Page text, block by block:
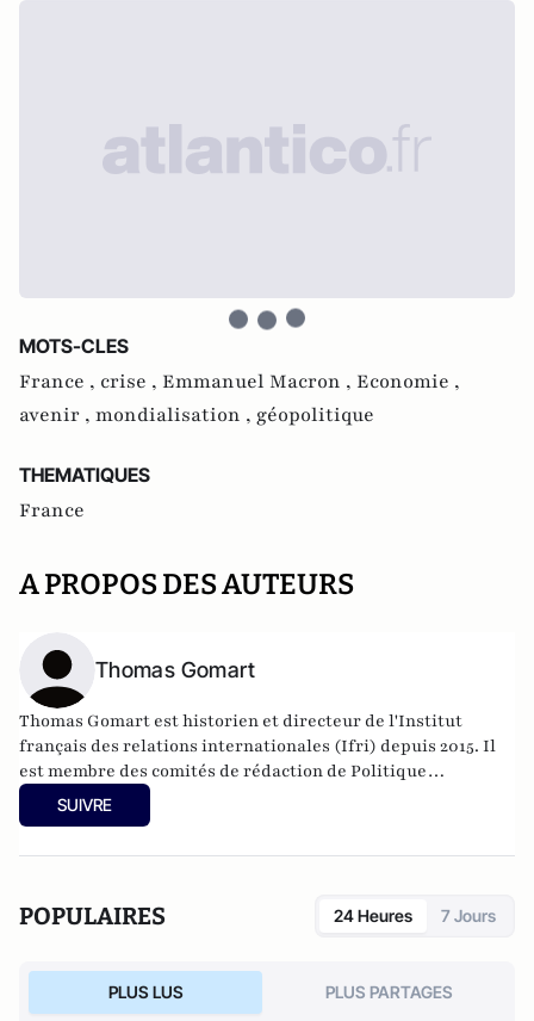
MOTS-CLES
France , crise , Emmanuel Macron , Economie ,
avenir , mondialisation , géopolitique
THEMATIQUES
France
A PROPOS DES AUTEURS
Thomas Gomart
Thomas Gomart est historien et directeur de l'Institut
français des relations internationales (Ifri) depuis 2015. Il
est membre des comités de rédaction de Politique
étrangère, de la Revue des deux mondes et d'Etudes dont il
assure la chronique internationale. Il a récemment publié
SUIVRE
POPULAIRES 24 Heures 7 Jours
PLUS LUS PLUS PARTAGES